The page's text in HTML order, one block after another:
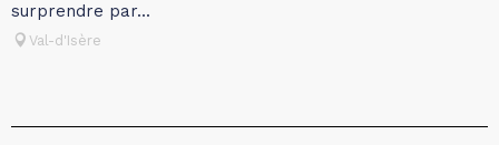
surprendre par...
Val-d'Isère